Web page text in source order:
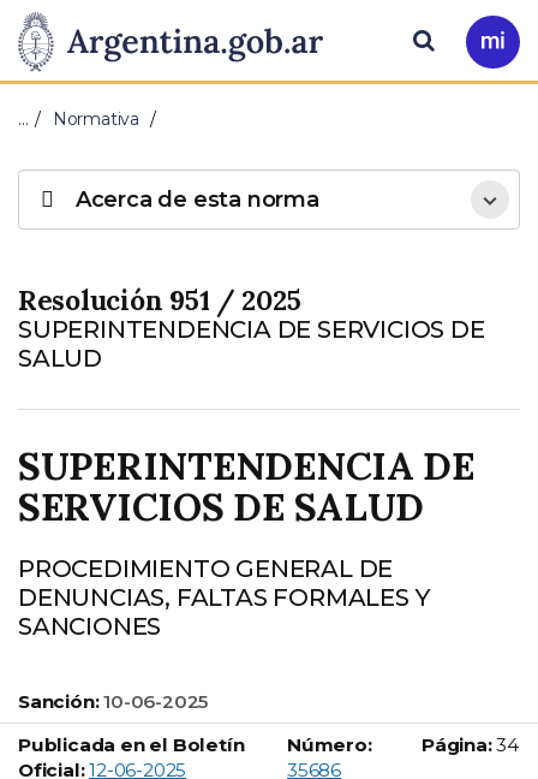
Presidencia
de
Nación
Pasar al contenido principal
Ir
a
Buscar
… Normativa
Resolución 951 / 2025
SUPERINTENDENCIA DE SERVICIOS DE
SALUD
SUPERINTENDENCIA DE
SERVICIOS DE SALUD
PROCEDIMIENTO GENERAL DE
DENUNCIAS, FALTAS FORMALES Y
SANCIONES
Sanción: 10-06-2025
Publicada en el Boletín
Oficial: 12-06-2025
Número:
Boletín Oficial número:
35686
Página: 34
Acerca de esta norma